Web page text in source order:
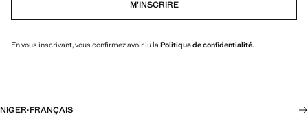
M’INSCRIRE
En vous inscrivant, vous confirmez avoir lu la Politique de confidentialité.
NIGER·FRANÇAIS